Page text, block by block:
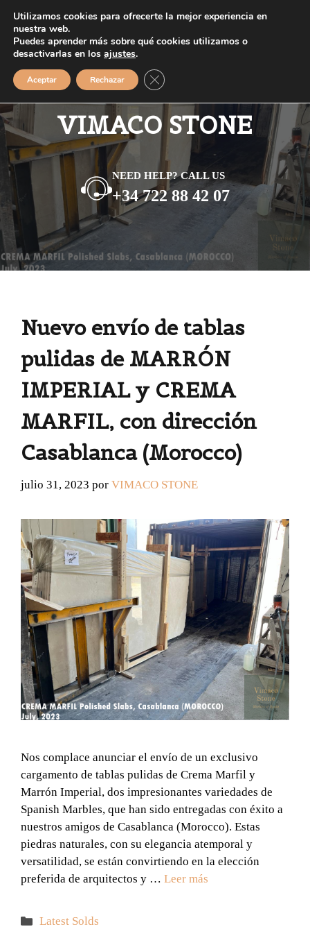
contenido
MENÚ
VIMACO STONE
NEED HELP? CALL US
+34 722 88 42 07
Nuevo envío de tablas
pulidas de MARRÓN
IMPERIAL y CREMA
MARFIL, con dirección
Casablanca (Morocco)
julio 31, 2023 por VIMACO STONE
Nos complace anunciar el envío de un exclusivo
cargamento de tablas pulidas de Crema Marfil y
Marrón Imperial, dos impresionantes variedades de
Spanish Marbles, que han sido entregadas con éxito a
nuestros amigos de Casablanca (Morocco). Estas
piedras naturales, con su elegancia atemporal y
versatilidad, se están convirtiendo en la elección
preferida de arquitectos y … Leer más
Categorías
Latest Solds
Utilizamos cookies para ofrecerte la mejor experiencia en
nuestra web.
Puedes aprender más sobre qué cookies utilizamos o
desactivarlas en los ajustes.
Aceptar Rechazar Cerrar el banner de cookies RGPD